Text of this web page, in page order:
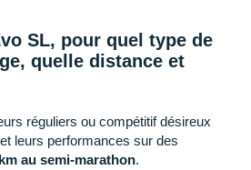
SL, pour quel type de
quelle distance et
réguliers ou compétitif désireux
et leurs performances sur des
au semi-marathon.